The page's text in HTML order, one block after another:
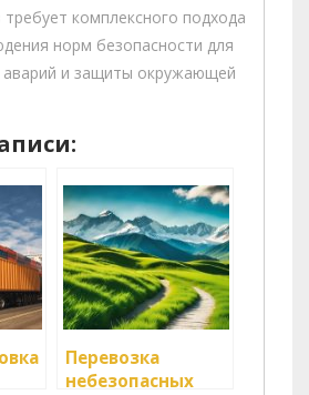
требует комплексного подхода
норм безопасности для
и защиты окружающей
Перевозка
небезопасных